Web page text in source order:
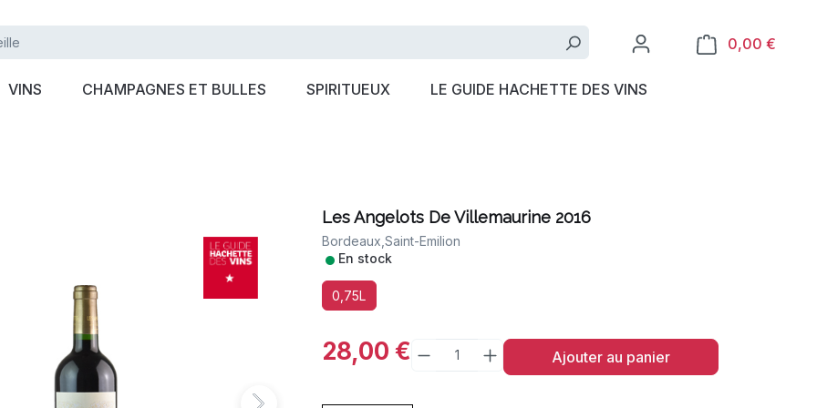
0,00 €
VINS CHAMPAGNES ET BULLES SPIRITUEUX LE GUIDE HACHETTE DES VINS
Les Angelots De Villemaurine 2016
Bordeaux, Saint-Emilion
•En stock
0,75L
28,00 € Ajouter au panier